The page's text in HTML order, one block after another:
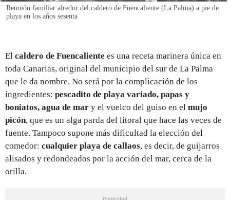
Reunión familiar alredor del caldero de Fuencaliente (La Palma) a pie de
playa en los años sesenta
El caldero de Fuencaliente es una receta marinera única en
toda Canarias, original del municipio del sur de La Palma
que le da nombre. No será por la complicación de los
ingredientes: pescadito de playa variado, papas y
boniatos, agua de mar y el vuelco del guiso en el mujo
picón, que es un alga parda del litoral que hace las veces de
fuente. Tampoco supone más dificultad la elección del
comedor: cualquier playa de callaos, es decir, de guijarros
alisados y redondeados por la acción del mar, cerca de la
orilla.